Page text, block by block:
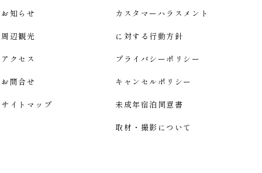
お知らせ
周辺観光
アクセス
お問合せ
サイトマップ
カスタマーハラスメント
に対する行動方針
プライバシーポリシー
キャンセルポリシー
未成年宿泊同意書
取材・撮影について